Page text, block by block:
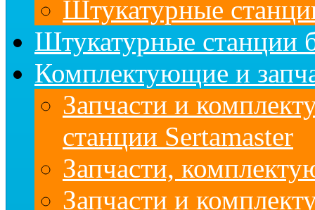
Штукатурные
Штукатурные станции
Комплектующие и
Запчасти и
станции Sertamaster
Запчасти,
Запчасти и